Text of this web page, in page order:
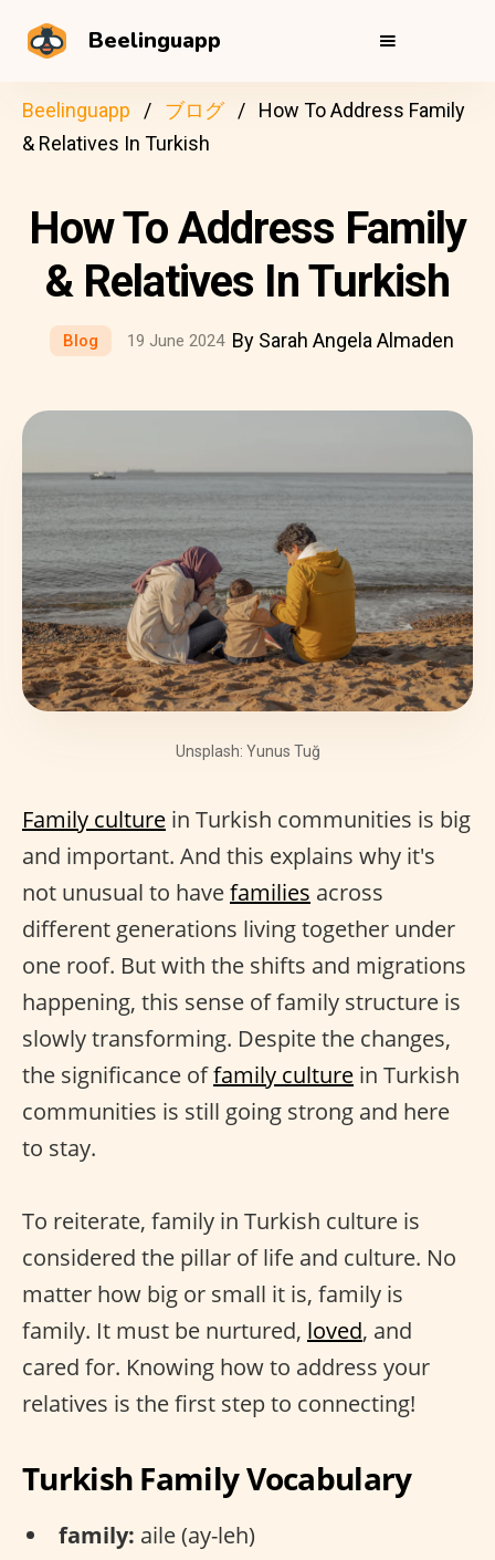
Beelinguapp
Beelinguapp ブログ
How To Address Family
& Relatives In Turkish
How To Address Family
& Relatives In Turkish
Blog 19 June 2024 By Sarah Angela Almaden
Unsplash: Yunus Tuğ
Family culture in Turkish communities is big
and important. And this explains why it's
not unusual to havefamilies across
different generations living together under
one roof. But with the shifts and migrations
happening, this sense of family structure is
slowly transforming. Despite the changes,
the significance offamily culture in Turkish
communities is still going strong and here
to stay.
To reiterate, family in Turkish culture is
considered the pillar of life and culture. No
matter how big or small it is, family is
family. It must be nurtured, loved, and
cared for. Knowing how to address your
relatives is the first step to connecting!
Turkish Family Vocabulary
family: aile (ay-leh)